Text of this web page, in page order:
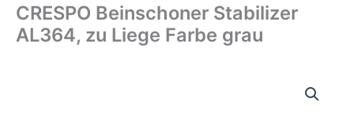
CRESPO Beinschoner Stabilizer
AL364, zu Liege Farbe grau